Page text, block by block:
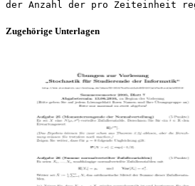
Zugehörige Unterlagen